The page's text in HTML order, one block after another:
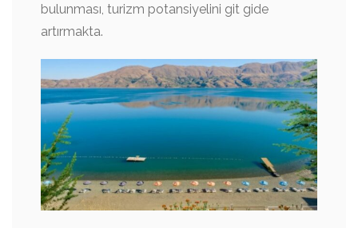
bulunması, turizm potansiyelini git gide
artırmakta.